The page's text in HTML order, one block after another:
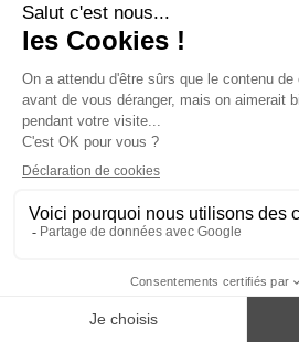
© 2024 Oenobiol Paris
Mentions légales
Politique en matière de cookies
POUR VOTRE SANTÉ, MANGEZ AU MOINS CINQ
Les complément alimentaires doivent être utilisés
ne pas être utilisés comme substituts d'un